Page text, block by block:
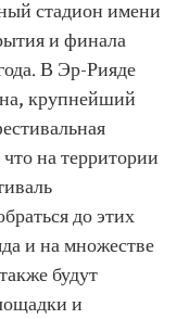
стадион имени
и финала
В Эр-Рияде
крупнейший
на территории
до этих
и на множестве
будут
и